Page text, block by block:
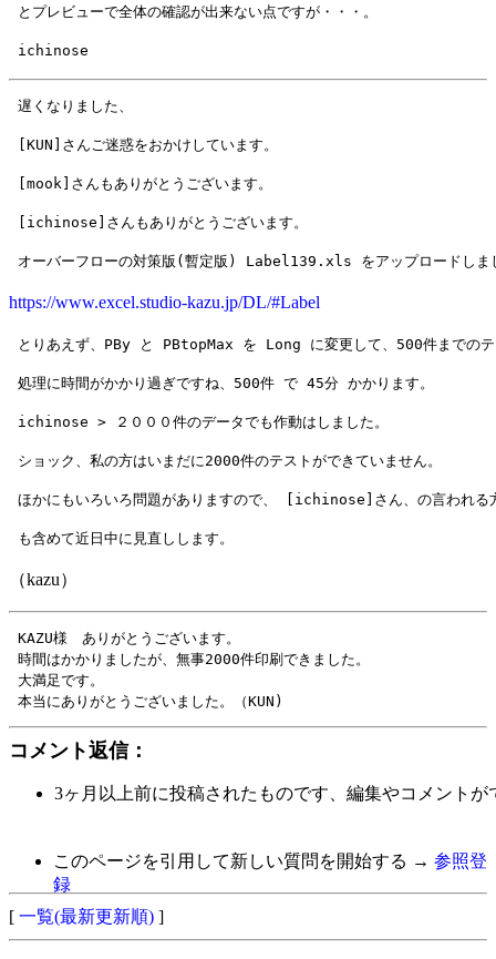
https://www.excel.studio-kazu.jp/DL/#Label
（kazu）
KAZU様　ありがとうございます。
時間はかかりましたが、無事2000件印刷できました。
大満足です。
コメント返信：
3ヶ月以上前に投稿されたものです、編集やコメントが
このページを引用して新しい質問を開始する → 参照登
録
[ 一覧(最新更新順) ]